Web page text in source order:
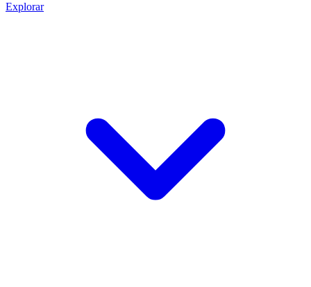
Explorar